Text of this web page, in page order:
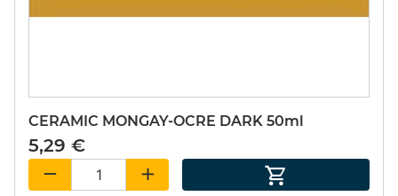
CERAMIC MONGAY-OCRE DARK 50ml
5,29 €